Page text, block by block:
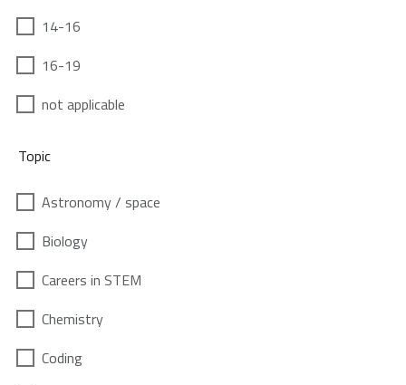
14-16
16-19
not applicable
Topic
Astronomy / space
Biology
Careers in STEM
Chemistry
Coding